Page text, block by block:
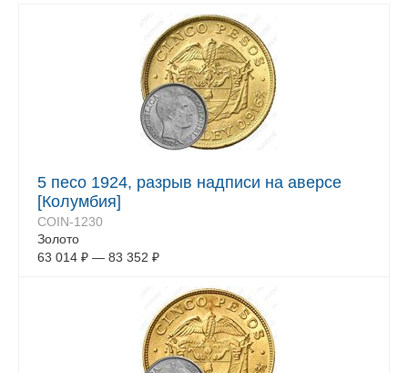
5 песо 1924, разрыв надписи на аверсе
[Колумбия]
COIN-1230
Золото
63 014 ₽ — 83 352 ₽